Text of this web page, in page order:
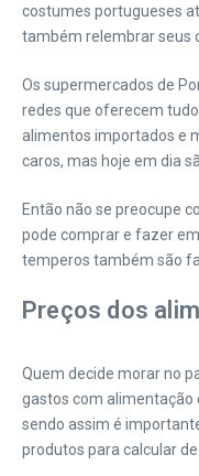
costumes portugueses
também relembrar seus
Os supermercados de
redes que oferecem
alimentos importados e
caros, mas hoje em dia
Então não se preocupe
pode comprar e fazer
temperos também são
Preços dos
Quem decide morar no
gastos com alimentação
sendo assim é
produtos para calcular